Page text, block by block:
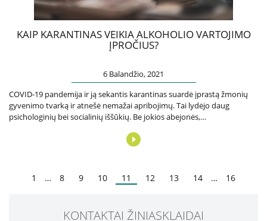
RPLC dovanų politika
Duomenų apsauga
Atviri duomenys
Veiklos sritys
RPLC vidaus tvarkos taisyklės (informacija
pacientams)
KAIP KARANTINAS VEIKIA ALKOHOLIO VARTOJIMO
ĮPROČIUS?
6 Balandžio, 2021
COVID-19 pandemija ir ją sekantis karantinas suardė įprastą žmonių
gyvenimo tvarką ir atnešė nemažai apribojimų. Tai lydėjo daug
psichologinių bei socialinių iššūkių. Be jokios abejonės,…
1 … 8 9 10 11 12 13 14 … 16
KONTAKTAI ŽINIASKLAIDAI